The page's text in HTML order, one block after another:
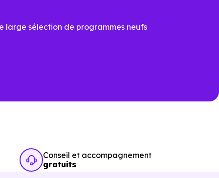
du
dernières normes, avec
à la livraison
large sélection de programmes neufs
Conseil et accompagnement
gratuits